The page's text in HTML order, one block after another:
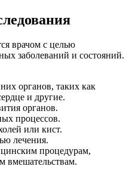
врачом с целью
заболеваний и состояний.
органов, таких как
и другие.
органов.
процессов.
или кист.
лечения.
процедурам,
вмешательствам.